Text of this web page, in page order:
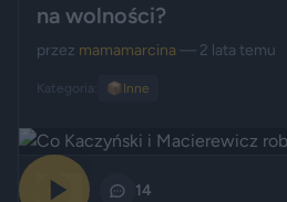
na wolności?
przez mamamarcina — 2 lata temu
Kategoria: 📦 Inne
14